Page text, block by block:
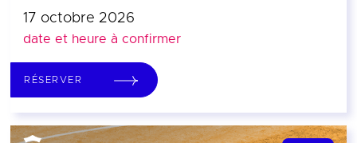
17 octobre 2026
date et heure à confirmer
RÉSERVER